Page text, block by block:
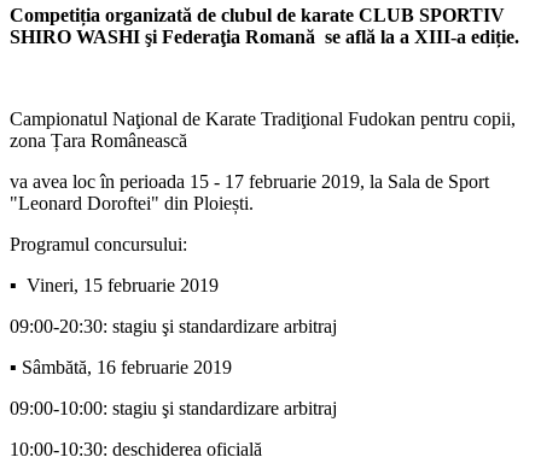
Competiția organizată de clubul de karate CLUB SPORTIV
SHIRO WASHI şi Federaţia Romană se află la a XIII-a ediție.
Campionatul Naţional de Karate Tradiţional Fudokan pentru copii,
zona Țara Românească
va avea loc în perioada 15 - 17 februarie 2019, la Sala de Sport
"Leonard Doroftei" din Ploiești.
Programul concursului:
▪ Vineri, 15 februarie 2019
09:00-20:30: stagiu şi standardizare arbitraj
▪ Sâmbătă, 16 februarie 2019
09:00-10:00: stagiu şi standardizare arbitraj
10:00-10:30: deschiderea oficială